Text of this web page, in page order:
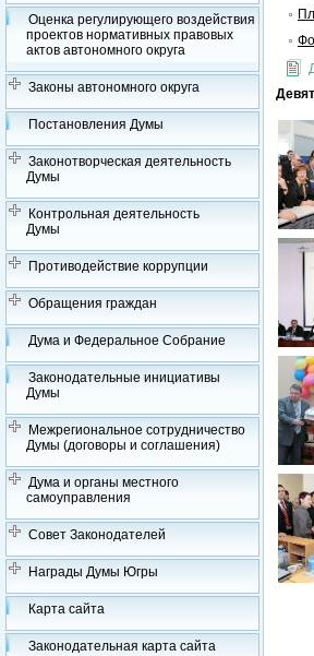
Оценка регулирующего воздействия
проектов нормативных правовых
актов автономного округа
Законы автономного округа
Постановления Думы
Законотворческая деятельность
Думы
Контрольная деятельность
Думы
Противодействие коррупции
Обращения граждан
Дума и Федеральное Собрание
Законодательные инициативы
Думы
Межрегиональное сотрудничество
Думы (договоры и соглашения)
Дума и органы местного
самоуправления
Совет Законодателей
Награды Думы Югры
Карта сайта
Законодательная карта сайта